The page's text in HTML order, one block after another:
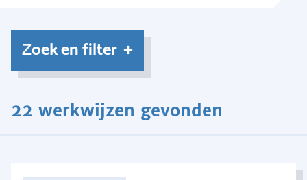
Zoek en filter
22 werkwijzen gevonden